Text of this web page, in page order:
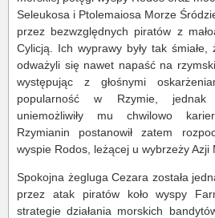
Seleukosa i Ptolemaiosa Morze
przez bezwzględnych piratów z
Cylicją. Ich wyprawy były tak
odważyli się nawet napaść na
występując z głośnymi
popularność w Rzymie,
uniemożliwiły mu chwilowo
Rzymianin postanowił zatem
wyspie Rodos, leżącej u wybrzeży Azji
Spokojna żegluga Cezara została
przez atak piratów koło wyspy
strategie działania morskich